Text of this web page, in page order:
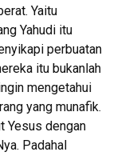
Yaitu
Yahudi itu
perbuatan
itu bukanlah
mengetahui
yang munafik.
Yesus dengan
Padahal